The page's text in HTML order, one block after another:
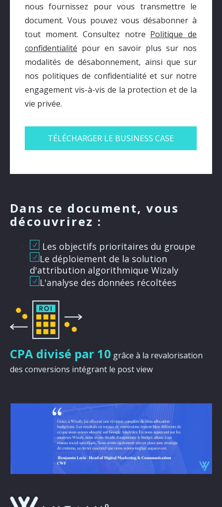
nous fournissez pour vous transmettre le
document. Vous pouvez vous désabonner à
tout moment. Consultez notre Politique de
confidentialité pour en savoir plus sur nos
modalités de désabonnement, ainsi que sur
nos politiques de confidentialité et sur notre
engagement vis-à-vis de la protection et de la
vie privée.
Dans ce document, vous
découvrirez :
Les objectifs prioritaires du groupe
Le déploiement de la solution
d'attribution algorithmique Wizaly
L'analyse des données récoltées
CPA divisé par 10 grâce à la revalorisation
des conversions intégrant le post view